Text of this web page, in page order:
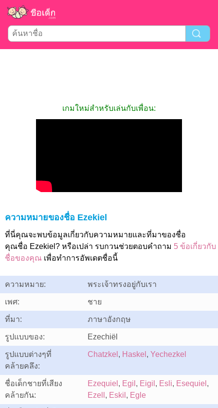
เกมใหม่สำหรับเล่นกับเพื่อน:
ความหมายของชื่อ Ezekiel
ที่นี่คุณจะพบข้อมูลเกี่ยวกับความหมายและที่มาของชื่อ
คุณชื่อ Ezekiel? หรือเปล่า รบกวนช่วยตอบคำถาม 5 ข้อเกี่ยวกับ
ชื่อของคุณ เพื่อทำการอัพเดตชื่อนี้
ความหมาย: พระเจ้าทรงอยู่กับเรา
เพศ: ชาย
ที่มา: ภาษาอังกฤษ
รูปแบบของ: Ezechiël
รูปแบบต่างๆที่
คล้ายคลึง:
Chatzkel , Haskel , Yechezkel
ชื่อเด็กชายที่เสียง
คล้ายกัน:
Ezequiel , Egil , Eigil , Esli, Esequiel ,
Ezell , Eskil , Egle